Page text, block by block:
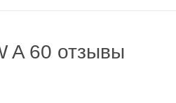
A 60 отзывы